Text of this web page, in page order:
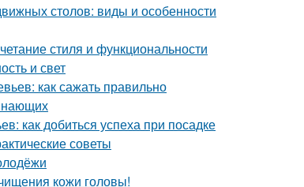
столов: виды и особенности
стиля и функциональности
и свет
как сажать правильно
как добиться успеха при посадке
советы
кожи головы!